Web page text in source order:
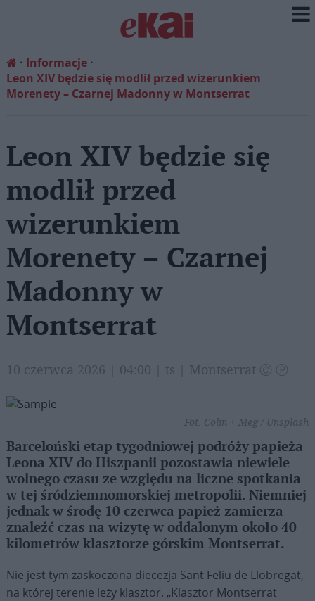
Informacje
Leon XIV będzie się modlił przed wizerunkiem
Morenety – Czarnej Madonny w Montserrat
Leon XIV będzie się
modlił przed
wizerunkiem
Morenety – Czarnej
Madonny w
Montserrat
10 czerwca 2026 | 04:00 | ts | Montserrat Ⓒ Ⓟ
Fot. Colin + Meg / Unsplash
Barceloński etap tygodniowej podróży papieża
Leona XIV do Hiszpanii pozostawia niewiele
wolnego czasu ze względu na liczne spotkania
w tej śródziemnomorskiej metropolii. Niemniej
jednak w środę 10 czerwca papież zamierza
znaleźć czas na wizytę w oddalonym około 40
kilometrów klasztorze górskim Montserrat.
Nie jest tym zaskoczona diecezja Sant Feliu de Llobregat,
na której terenie leży klasztor. „Klasztor Montserrat